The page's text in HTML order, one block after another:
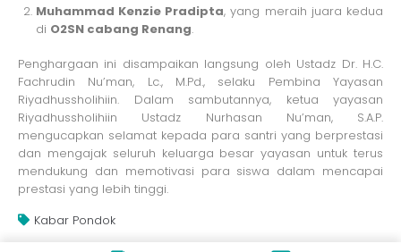
Muhammad Kenzie Pradipta, yang meraih juara kedua
di O2SN cabang Renang.
Penghargaan ini disampaikan langsung oleh Ustadz Dr. H.C.
Fachrudin Nu’man, Lc., M.Pd., selaku Pembina Yayasan
Riyadhussholihiin. Dalam sambutannya, ketua yayasan
Riyadhussholihiin Ustadz Nurhasan Nu’man, S.A.P.
mengucapkan selamat kepada para santri yang berprestasi
dan mengajak seluruh keluarga besar yayasan untuk terus
mendukung dan memotivasi para siswa dalam mencapai
prestasi yang lebih tinggi.
Kabar Pondok